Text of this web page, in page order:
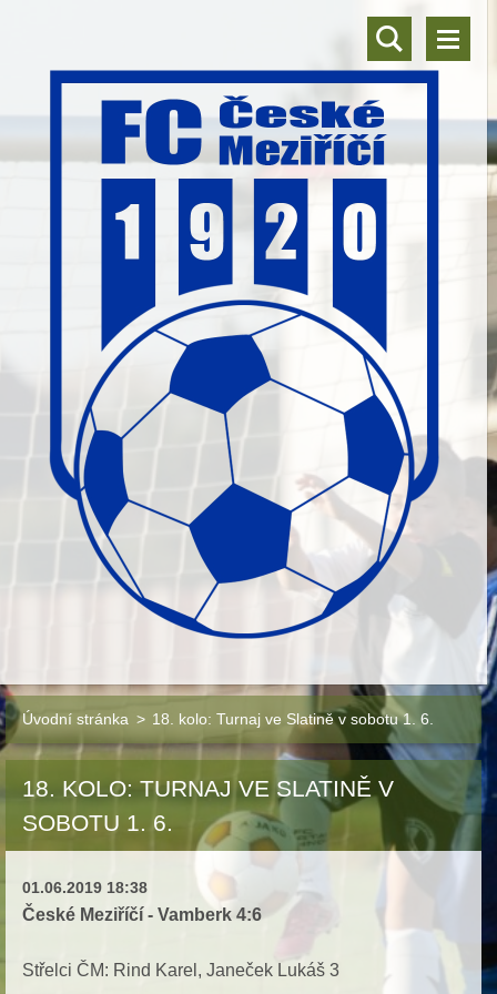
Úvodní stránka > 18. kolo: Turnaj ve Slatině v sobotu 1. 6.
18. KOLO: TURNAJ VE SLATINĚ V
SOBOTU 1. 6.
01.06.2019 18:38
České Meziříčí - Vamberk 4:6
Střelci ČM: Rind Karel, Janeček Lukáš 3